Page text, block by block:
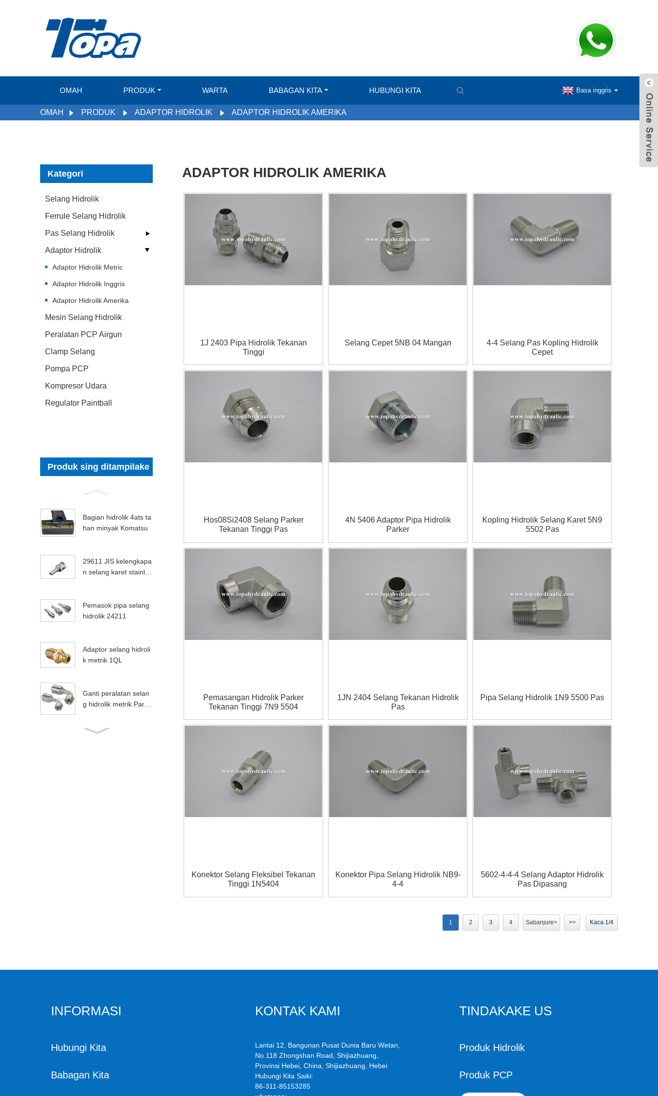
OMAH PRODUK WARTA BABAGAN KITA HUBUNGI KITA Basa inggris
OMAH PRODUK ADAPTOR HIDROLIK ADAPTOR HIDROLIK AMERIKA
Kategori
Selang Hidrolik
Ferrule Selang Hidrolik
Pas Selang Hidrolik
Adaptor Hidrolik
Adaptor Hidrolik Metric
Adaptor Hidrolik Inggris
Adaptor Hidrolik Amerika
Mesin Selang Hidrolik
Peralatan PCP Airgun
Clamp Selang
Pompa PCP
Kompresor Udara
Regulator Paintball
Produk sing ditampilake
Bagian hidrolik 4ats ta
han minyak Komatsu
29611 JIS kelengkapa
n selang karet stainles
Pemasok pipa selang
hidrolik 24211
Adaptor selang hidroli
k metrik 1QL
Ganti peralatan selan
g hidrolik metrik Parke
ADAPTOR HIDROLIK AMERIKA
1J 2403 Pipa Hidrolik Tekanan
Tinggi
Selang Cepet 5NB 04 Mangan
4-4 Selang Pas Kopling Hidrolik
Cepet
Hos08Si2408 Selang Parker
Tekanan Tinggi Pas
4N 5406 Adaptor Pipa Hidrolik
Parker
Kopling Hidrolik Selang Karet 5N9
5502 Pas
Pemasangan Hidrolik Parker
Tekanan Tinggi 7N9 5504
1JN 2404 Selang Tekanan Hidrolik
Pas
Pipa Selang Hidrolik 1N9 5500 Pas
Konektor Selang Fleksibel Tekanan
Tinggi 1N5404
Konektor Pipa Selang Hidrolik NB9-
4-4
5602-4-4-4 Selang Adaptor Hidrolik
Pas Dipasang
1 2 3 4 Sabanjure> >> Kaca 1/4
INFORMASI
Hubungi Kita
Babagan Kita
KONTAK KAMI
Lantai 12, Bangunan Pusat Dunia Baru Wetan,
No.118 Zhongshan Road, Shijiazhuang,
Provinsi Hebei, China, Shijiazhuang, Hebei
Hubungi Kita Saiki:
86-311-85153285
TINDAKAKE US
Produk Hidrolik
Produk PCP